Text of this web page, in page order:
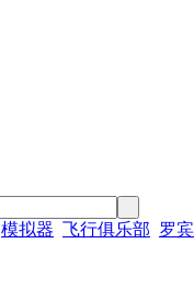
模拟器 飞行俱乐部 罗